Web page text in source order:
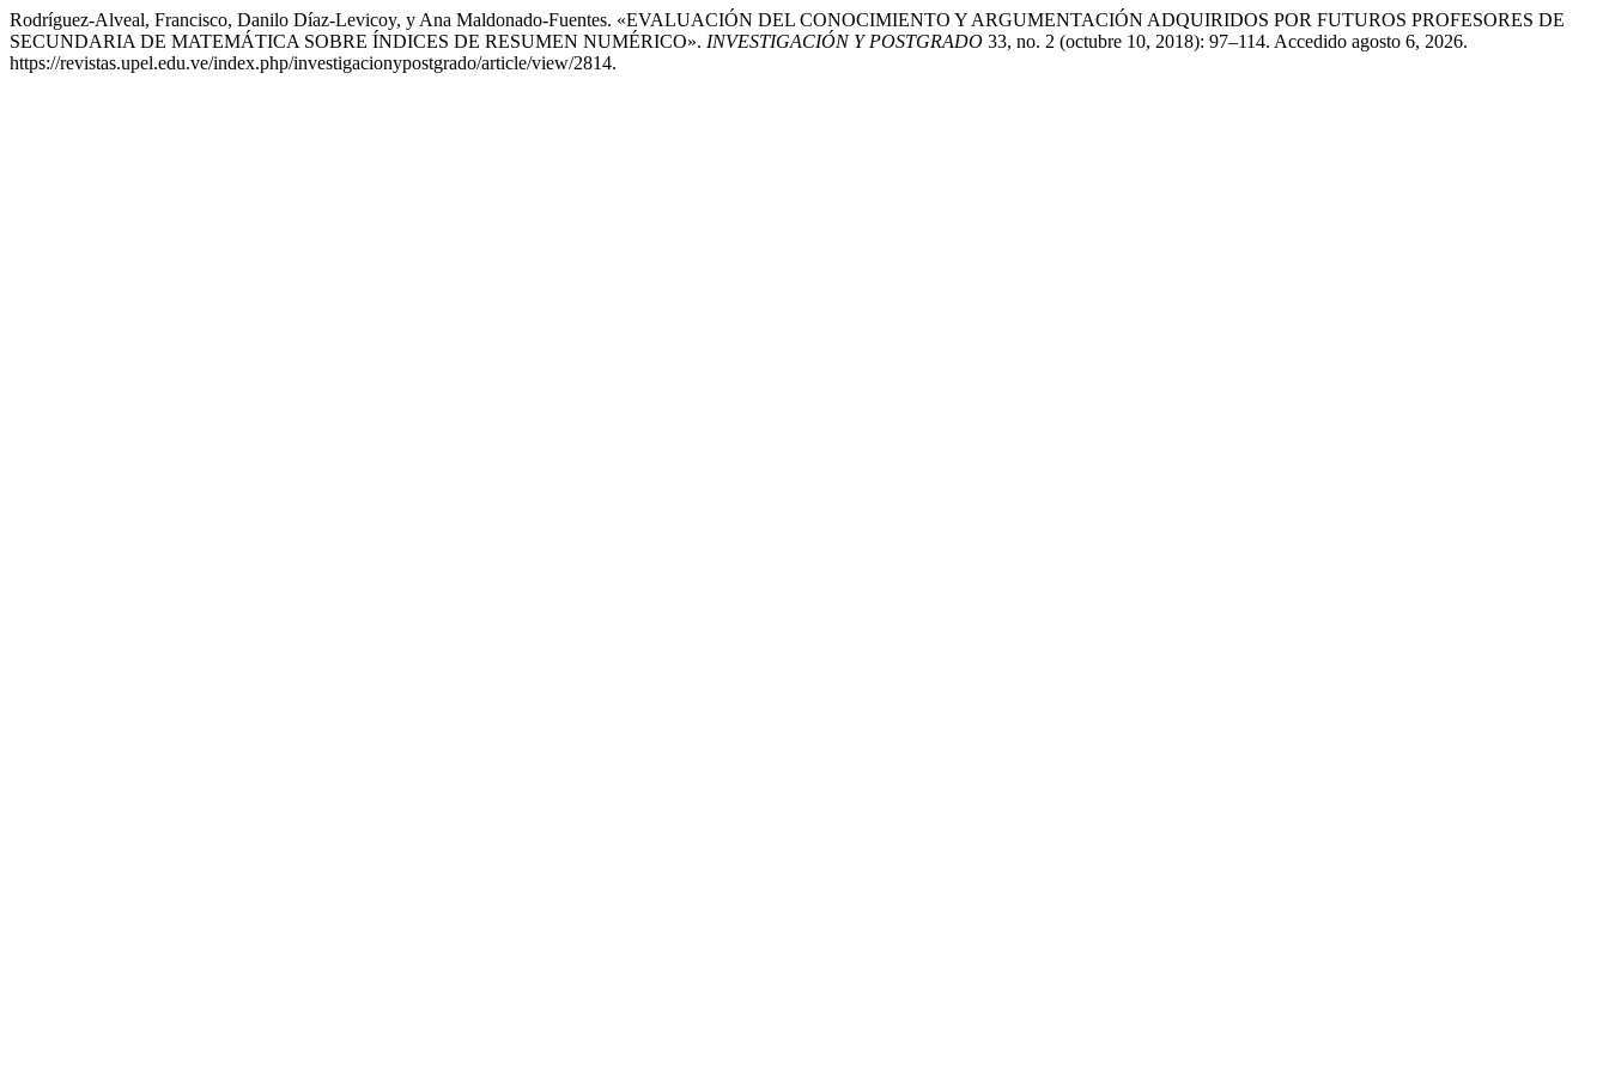
Rodríguez-Alveal, Francisco, Danilo Díaz-Levicoy, y Ana Maldonado-Fuentes. «EVALUACIÓN DEL CONOCIMIENTO Y ARGUMENTACIÓN ADQUIRIDOS POR FUTUROS PROFESORES DE
SECUNDARIA DE MATEMÁTICA SOBRE ÍNDICES DE RESUMEN NUMÉRICO». INVESTIGACIÓN Y POSTGRADO 33, no. 2 (octubre 10, 2018): 97–114. Accedido agosto 6, 2026.
https://revistas.upel.edu.ve/index.php/investigacionypostgrado/article/view/2814.